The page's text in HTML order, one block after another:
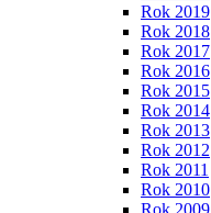
Rok 2019
Rok 2018
Rok 2017
Rok 2016
Rok 2015
Rok 2014
Rok 2013
Rok 2012
Rok 2011
Rok 2010
Rok 2009